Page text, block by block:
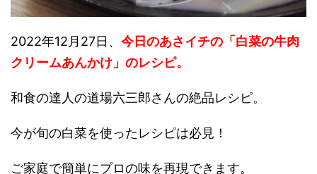
2022年12月27日、 今日のあさイチの「白菜の牛肉
クリームあんかけ 」 のレシピ。
和食の達人の道場六三郎さんの絶品レシピ。
今が旬の白菜を使ったレシピは必見！
ご家庭で簡単にプロの味を再現できます。